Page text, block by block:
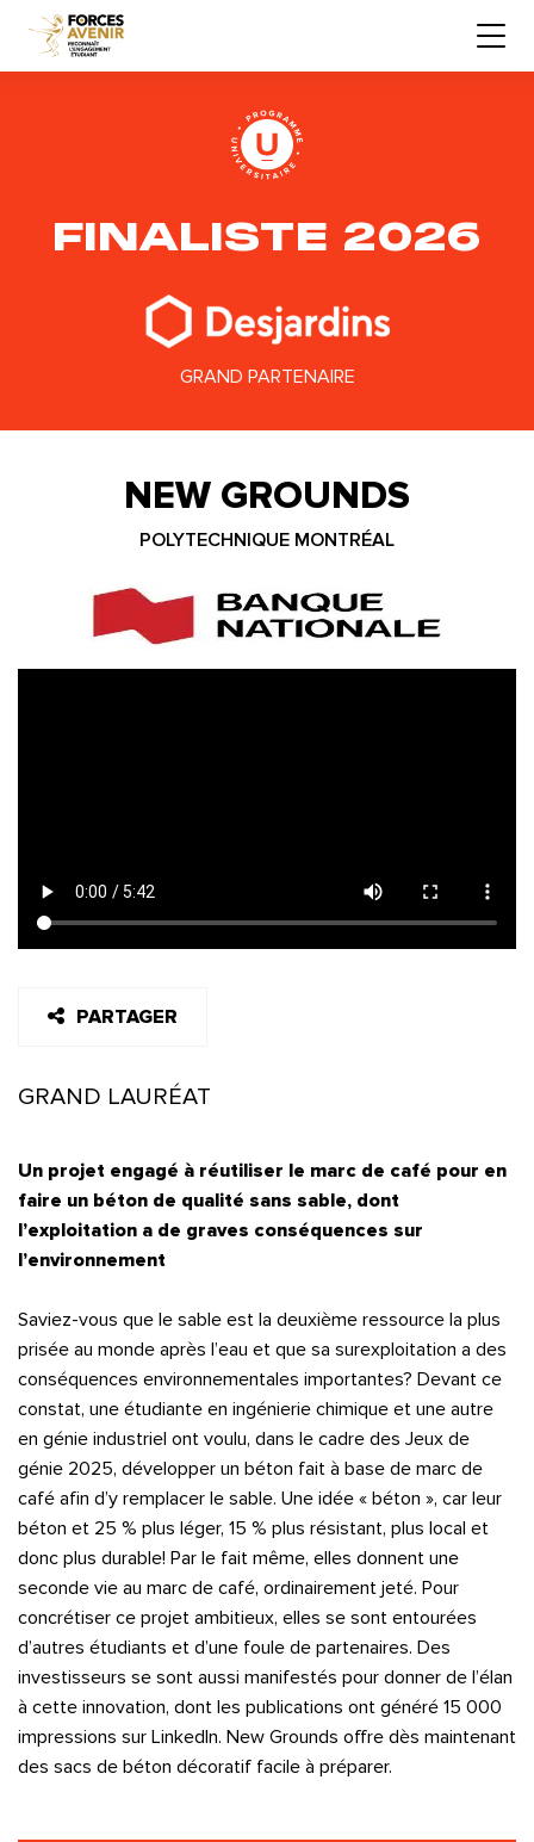
FINALISTE 2026
GRAND PARTENAIRE
NEW GROUNDS
POLYTECHNIQUE MONTRÉAL
PARTAGER
GRAND LAURÉAT
Un projet engagé à réutiliser le marc de café pour en
faire un béton de qualité sans sable, dont
l’exploitation a de graves conséquences sur
l’environnement
Saviez-vous que le sable est la deuxième ressource la plus
prisée au monde après l’eau et que sa surexploitation a des
conséquences environnementales importantes? Devant ce
constat, une étudiante en ingénierie chimique et une autre
en génie industriel ont voulu, dans le cadre des Jeux de
génie 2025, développer un béton fait à base de marc de
café afin d’y remplacer le sable. Une idée « béton », car leur
béton et 25 % plus léger, 15 % plus résistant, plus local et
donc plus durable! Par le fait même, elles donnent une
seconde vie au marc de café, ordinairement jeté. Pour
concrétiser ce projet ambitieux, elles se sont entourées
d’autres étudiants et d’une foule de partenaires. Des
investisseurs se sont aussi manifestés pour donner de l’élan
à cette innovation, dont les publications ont généré 15 000
impressions sur LinkedIn. New Grounds offre dès maintenant
des sacs de béton décoratif facile à préparer.